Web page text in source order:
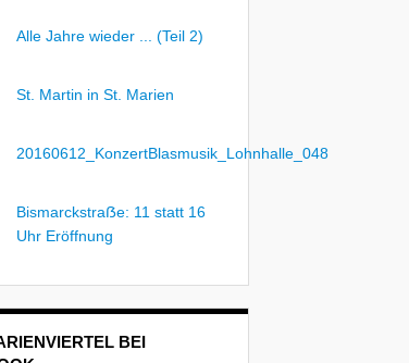
Alle Jahre wieder ... (Teil 2)
St. Martin in St. Marien
20160612_KonzertBlasmusik_Lohnhalle_048
Bismarckstraẞe: 11 statt 16
Uhr Eröffnung
BEI